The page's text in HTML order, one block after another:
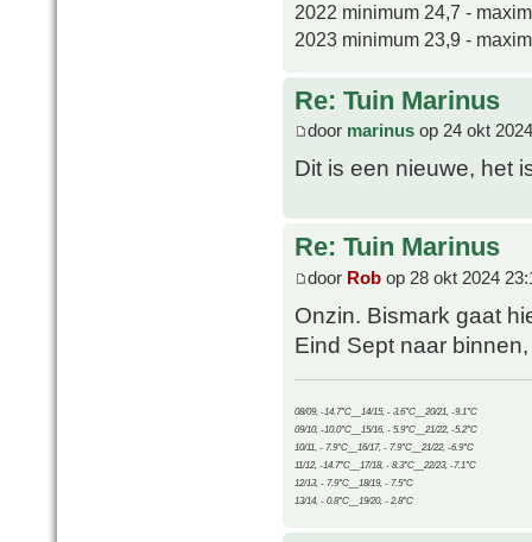
2022 minimum 24,7 -
2023 minimum 23,9 -
Re: Tuin Marinus
door marinus op 24 okt
Dit is een nieuwe, het
Re: Tuin Marinus
door Rob op 28 okt 2024
Onzin. Bismark gaat
Eind Sept naar
08/09, -14.7°C__14/15, - 3.6°C__20/21, -9.1°C
09/10, -10.0°C__15/16, - 5.9°C__21/22, -5.2°C
10/11, - 7.9°C__16/17, - 7.9°C__21/22, -6.9°C
11/12, -14.7°C__17/18, - 8.3°C__22/23, -7.1°C
12/13, - 7.9°C__18/19, - 7.5°C
13/14, - 0.8°C__19/20, - 2.8°C